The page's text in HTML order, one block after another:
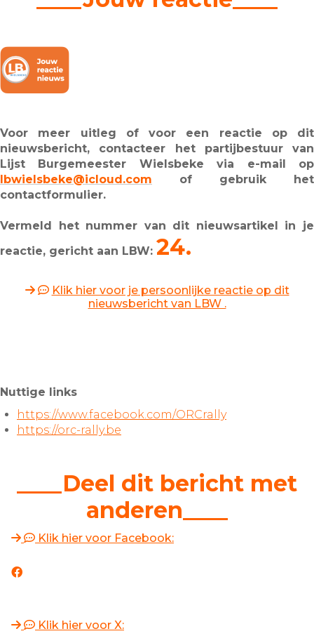
Voor meer uitleg of voor een reactie op dit
nieuwsbericht, contacteer het partijbestuur van
Lijst Burgemeester Wielsbeke via e-mail op
lbwielsbeke@icloud.com
of gebruik het
contactformulier.
Vermeld het nummer van dit nieuwsartikel in je
reactie, gericht aan LBW: 24.
Klik hier voor je persoonlijke reactie op dit
nieuwsbericht van LBW .
Nuttige links
https://www.facebook.com/ORCrally
https://orc-rally.be
____Deel dit bericht met
anderen____
Klik hier voor Facebook:
Klik hier voor X: